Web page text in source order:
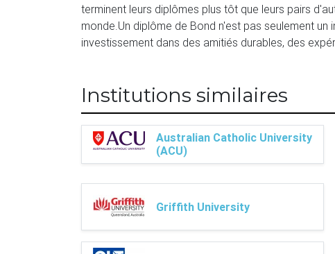
terminent leurs diplômes plus tôt que leurs pairs
monde.Un diplôme de Bond n'est pas seulement un
investissement dans des amitiés durables, des
Institutions similaires
Australian Catholic University
(ACU)
Griffith University